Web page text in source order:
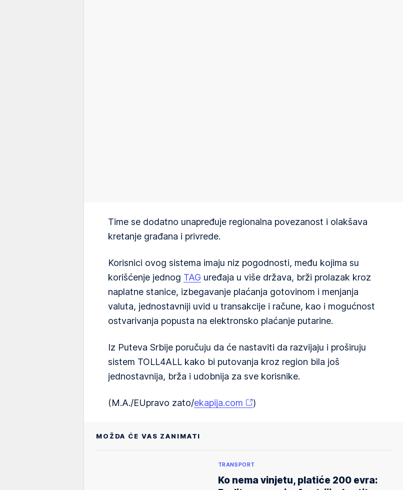
Time se dodatno unapređuje regionalna povezanost i olakšava
kretanje građana i privrede.
Korisnici ovog sistema imaju niz pogodnosti, među kojima su
korišćenje jednog TAG uređaja u više država, brži prolazak kroz
naplatne stanice, izbegavanje plaćanja gotovinom i menjanja
valuta, jednostavniji uvid u transakcije i račune, kao i mogućnost
ostvarivanja popusta na elektronsko plaćanje putarine.
Iz Puteva Srbije poručuju da će nastaviti da razvijaju i proširuju
sistem TOLL4ALL kako bi putovanja kroz region bila još
jednostavnija, brža i udobnija za sve korisnike.
(M.A./EUpravo zato/ekapija.com )
MOŽDA ĆE VAS ZANIMATI
TRANSPORT
Ko nema vinjetu, platiće 200 evra: